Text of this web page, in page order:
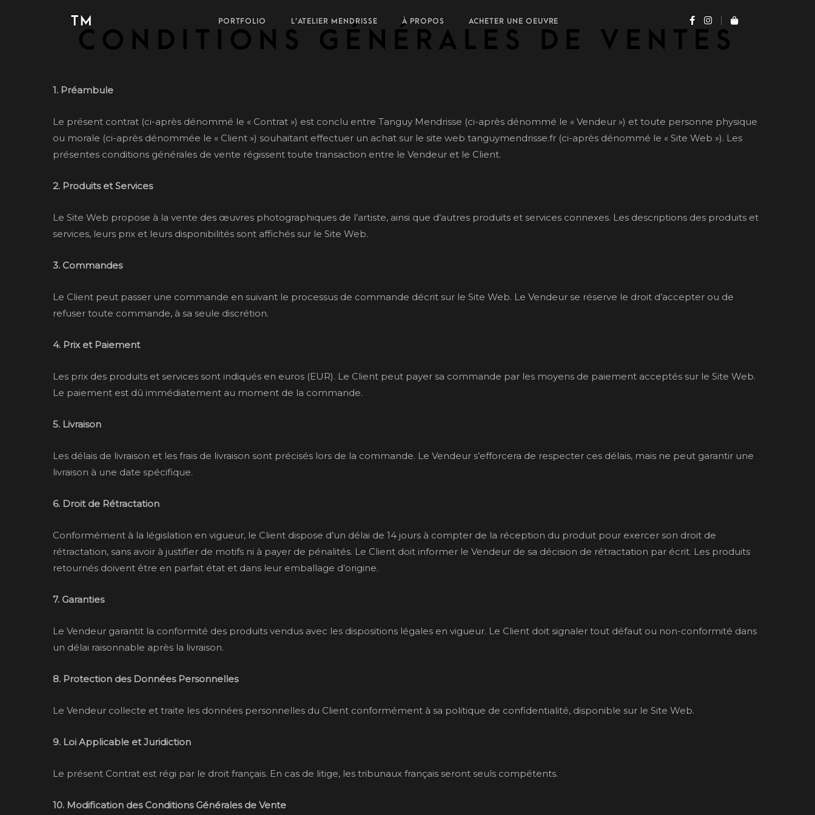
TM PORTFOLIO L’ATELIER MENDRISSE À PROPOS ACHETER UNE OEUVRE
Conditions générales de ventes
1. Préambule
Le présent contrat (ci-après dénommé le « Contrat ») est conclu entre Tanguy Mendrisse (ci-après dénommé le « Vendeur ») et toute personne physique
ou morale (ci-après dénommée le « Client ») souhaitant effectuer un achat sur le site web tanguymendrisse.fr (ci-après dénommé le « Site Web »). Les
présentes conditions générales de vente régissent toute transaction entre le Vendeur et le Client.
2. Produits et Services
Le Site Web propose à la vente des œuvres photographiques de l’artiste, ainsi que d’autres produits et services connexes. Les descriptions des produits et
services, leurs prix et leurs disponibilités sont affichés sur le Site Web.
3. Commandes
Le Client peut passer une commande en suivant le processus de commande décrit sur le Site Web. Le Vendeur se réserve le droit d’accepter ou de
refuser toute commande, à sa seule discrétion.
4. Prix et Paiement
Les prix des produits et services sont indiqués en euros (EUR). Le Client peut payer sa commande par les moyens de paiement acceptés sur le Site Web.
Le paiement est dû immédiatement au moment de la commande.
5. Livraison
Les délais de livraison et les frais de livraison sont précisés lors de la commande. Le Vendeur s’efforcera de respecter ces délais, mais ne peut garantir une
livraison à une date spécifique.
6. Droit de Rétractation
Conformément à la législation en vigueur, le Client dispose d’un délai de 14 jours à compter de la réception du produit pour exercer son droit de
rétractation, sans avoir à justifier de motifs ni à payer de pénalités. Le Client doit informer le Vendeur de sa décision de rétractation par écrit. Les produits
retournés doivent être en parfait état et dans leur emballage d’origine.
7. Garanties
Le Vendeur garantit la conformité des produits vendus avec les dispositions légales en vigueur. Le Client doit signaler tout défaut ou non-conformité dans
un délai raisonnable après la livraison.
8. Protection des Données Personnelles
Le Vendeur collecte et traite les données personnelles du Client conformément à sa politique de confidentialité, disponible sur le Site Web.
9. Loi Applicable et Juridiction
Le présent Contrat est régi par le droit français. En cas de litige, les tribunaux français seront seuls compétents.
10. Modification des Conditions Générales de Vente